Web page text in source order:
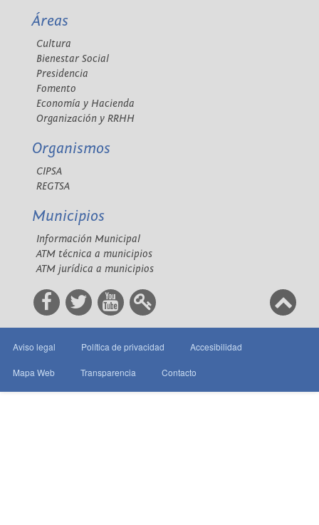
Áreas
Cultura
Bienestar Social
Presidencia
Fomento
Economía y Hacienda
Organización y RRHH
Organismos
CIPSA
REGTSA
Municipios
Información Municipal
ATM técnica a municipios
ATM jurídica a municipios
Aviso legal Política de privacidad Accesibilidad
Mapa Web Transparencia Contacto